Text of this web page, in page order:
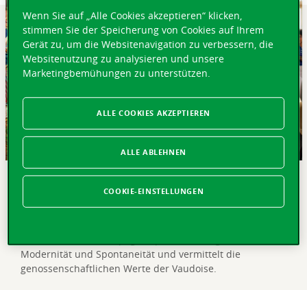
Seit Ende Januar ist unsere neue
Modernität und Spontaneität und vermittelt die
genossenschaftlichen Werte der Vaudoise.
Wenn Sie auf „Alle Cookies akzeptieren“ klicken,
stimmen Sie der Speicherung von Cookies auf Ihrem
Gerät zu, um die Websitenavigation zu verbessern, die
Websitenutzung zu analysieren und unsere
Marketingbemühungen zu unterstützen.
ALLE ABLEHNEN
ALLE COOKIES AKZEPTIEREN
COOKIE-EINSTELLUNGEN